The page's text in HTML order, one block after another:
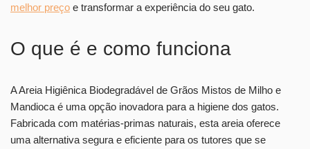
melhor preço e transformar a experiência do seu gato.
O que é e como funciona
A Areia Higiênica Biodegradável de Grãos Mistos de Milho e
Mandioca é uma opção inovadora para a higiene dos gatos.
Fabricada com matérias-primas naturais, esta areia oferece
uma alternativa segura e eficiente para os tutores que se